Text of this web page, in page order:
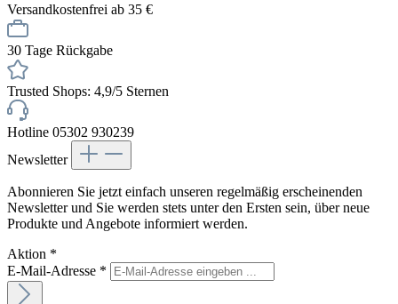
Versandkostenfrei ab 35 €
30 Tage Rückgabe
Trusted Shops: 4,9/5 Sternen
Hotline 05302 930239
Newsletter
Abonnieren Sie jetzt einfach unseren regelmäßig erscheinenden
Newsletter und Sie werden stets unter den Ersten sein, über neue
Produkte und Angebote informiert werden.
Aktion *
E-Mail-Adresse *